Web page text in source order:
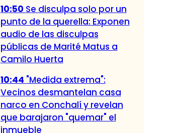
10:50 Se disculpa solo por un
punto de la querella: Exponen
audio de las disculpas
públicas de Marité Matus a
Camilo Huerta
10:44 "Medida extrema":
Vecinos desmantelan casa
narco en Conchalí y revelan
que barajaron "quemar" el
inmueble